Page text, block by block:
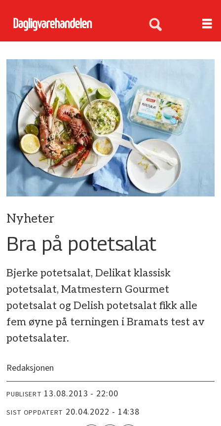
Nyheter
Bra på potetsalat
Bjerke potetsalat, Delikat klassisk
potetsalat, Matmestern Gourmet
potetsalat og Delish potetsalat fikk alle
fem øyne på terningen i Bramats test av
potetsalater.
Redaksjonen
PUBLISERT 13.08.2013 - 22:00
SIST OPPDATERT 20.04.2022 - 14:38